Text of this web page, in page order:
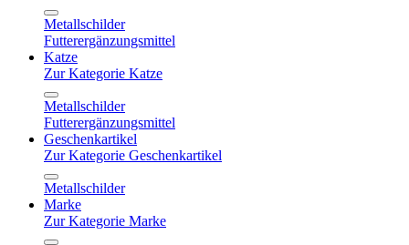
Metallschilder
Futterergänzungsmittel
Katze
Zur Kategorie Katze
Metallschilder
Futterergänzungsmittel
Geschenkartikel
Zur Kategorie Geschenkartikel
Metallschilder
Marke
Zur Kategorie Marke